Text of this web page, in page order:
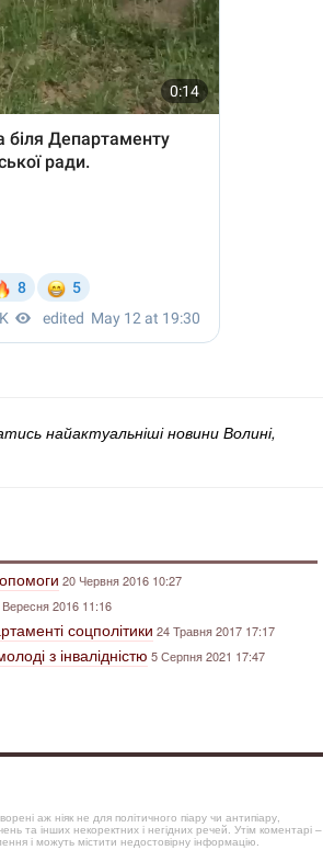
найактуальніші новини Волині,
20 Червня 2016 10:27
2016 11:16
соцполітики 24 Травня 2017 17:17
з інвалідністю 5 Серпня 2021 17:47
аж ніяк не для політичного піару чи антипіару,
та інших некоректних і негідних речей. Утім коментарі –
і можуть містити недостовірну інформацію.